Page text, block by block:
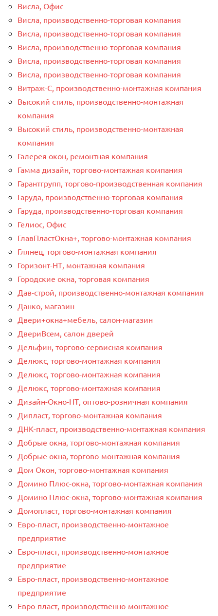
Висла, Офис
Висла, производственно-торговая компания
Висла, производственно-торговая компания
Висла, производственно-торговая компания
Висла, производственно-торговая компания
Висла, производственно-торговая компания
Витраж-С, производственно-монтажная компания
Высокий стиль, производственно-монтажная
компания
Высокий стиль, производственно-монтажная
компания
Галерея окон, ремонтная компания
Гамма дизайн, торгово-монтажная компания
Гарантгрупп, торгово-производственная компания
Гаруда, производственно-торговая компания
Гаруда, производственно-торговая компания
Гелиос, Офис
ГлавПластОкна+, торгово-монтажная компания
Глянец, торгово-монтажная компания
Горизонт-НТ, монтажная компания
Городские окна, торговая компания
Дав-строй, производственно-монтажная компания
Данко, магазин
Двери+окна+мебель, салон-магазин
ДвериВсем, салон дверей
Дельфин, торгово-сервисная компания
Делюкс, торгово-монтажная компания
Делюкс, торгово-монтажная компания
Делюкс, торгово-монтажная компания
Дизайн-Окно-НТ, оптово-розничная компания
Дипласт, торгово-монтажная компания
ДНК-пласт, производственно-монтажная компания
Добрые окна, торгово-монтажная компания
Добрые окна, торгово-монтажная компания
Дом Окон, торгово-монтажная компания
Домино Плюс-окна, торгово-монтажная компания
Домино Плюс-окна, торгово-монтажная компания
Домопласт, торгово-монтажная компания
Евро-пласт, производственно-монтажное
предприятие
Евро-пласт, производственно-монтажное
предприятие
Евро-пласт, производственно-монтажное
предприятие
Евро-пласт, производственно-монтажное